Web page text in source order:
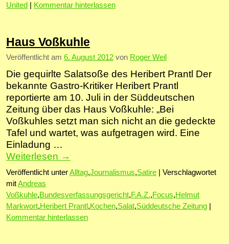
United
Kommentar hinterlassen
Haus Voßkuhle
Veröffentlicht am 6. August 2012 von Roger Weil
Die gequirlte Salatsoße des Heribert Prantl Der
bekannte Gastro-Kritiker Heribert Prantl
reportierte am 10. Juli in der Süddeutschen
Zeitung über das Haus Voßkuhle: „Bei
Voßkuhles setzt man sich nicht an die gedeckte
Tafel und wartet, was aufgetragen wird. Eine
Einladung …
Weiterlesen →
Veröffentlicht unterAlltag,Journalismus,Satire
Verschlagwortet
mitAndreas
Voßkuhle,Bundesverfassungsgericht,F.A.Z.,Focus,Helmut
Markwort,Heribert Prantl ,Kochen,Salat,Süddeutsche Zeitung
Kommentar hinterlassen